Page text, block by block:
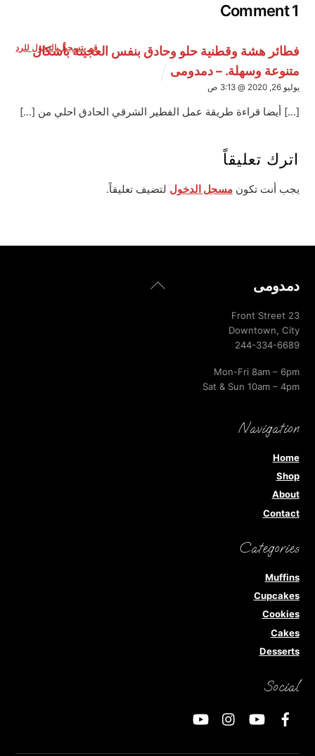
1 Comment
فطائر هشة وقطنية حلو وحادق بنفس العجينة بأشكال
متنوعة وسهلة. – دمدومى
يوليو 26, 2020 @ 3:13 ص
[…] أيضا قراءة طريقة عمل الفطير الشرقي الحادق احلي من […]
قم بتسجيل الدخول للرد
اترك تعليقاً
يجب أنت تكونمسجل الدخول لتضيف تعليقاً.
Back
دمدومى
23 Front Street
Downtown, City
244-334-6689
Mon-Fri 8am – 6pm
Sat & Sun 10am – 4pm
Navigation
Home
Shop
About
Contact
Categories
Muffins
Cupcakes
Cookies
Cakes
Desserts
Social